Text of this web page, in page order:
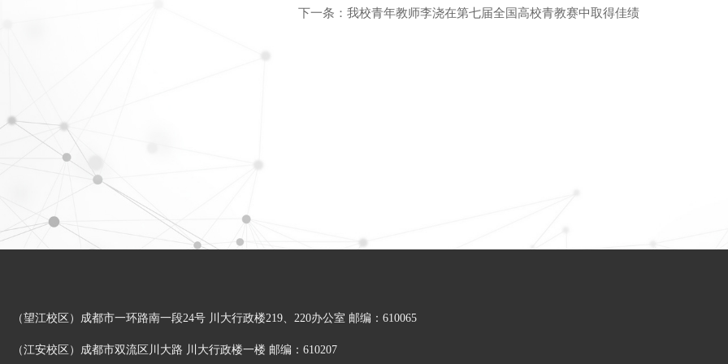
下一条： 我校青年教师李浇在第七届全国高校青教赛中取得佳绩
（望江校区）成都市一环路南一段24号 川大行政楼219、220办公室 邮编：610065
（江安校区）成都市双流区川大路 川大行政楼一楼 邮编：610207